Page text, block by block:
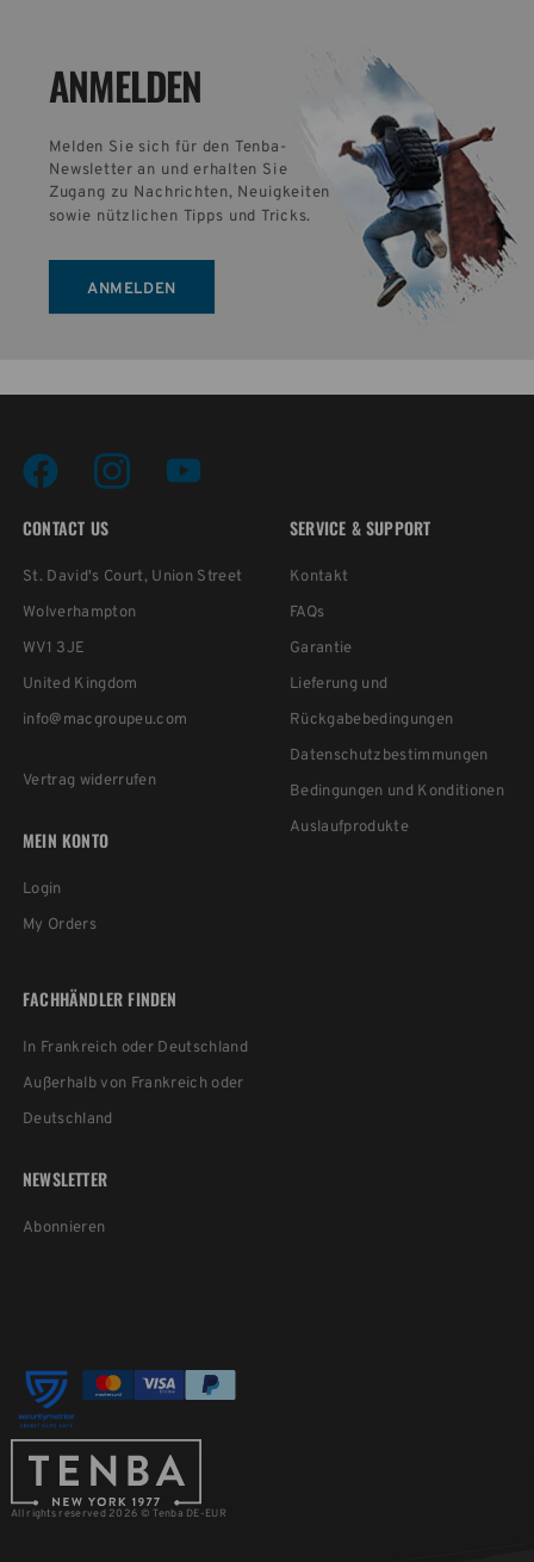
ANMELDEN
Melden Sie sich für den Tenba-
Newsletter an und erhalten Sie
Zugang zu Nachrichten, Neuigkeiten
sowie nützlichen Tipps und Tricks.
ANMELDEN
CONTACT US
St. David's Court, Union Street
Wolverhampton
WV1 3JE
United Kingdom
info@macgroupeu.com
Vertrag widerrufen
SERVICE & SUPPORT
Kontakt
FAQs
Garantie
Lieferung und
Rückgabebedingungen
Datenschutzbestimmungen
Bedingungen und Konditionen
Auslaufprodukte
MEIN KONTO
Login
My Orders
FACHHÄNDLER FINDEN
In Frankreich oder Deutschland
Außerhalb von Frankreich oder
Deutschland
NEWSLETTER
Abonnieren
All rights reserved 2026 © Tenba DE-EUR